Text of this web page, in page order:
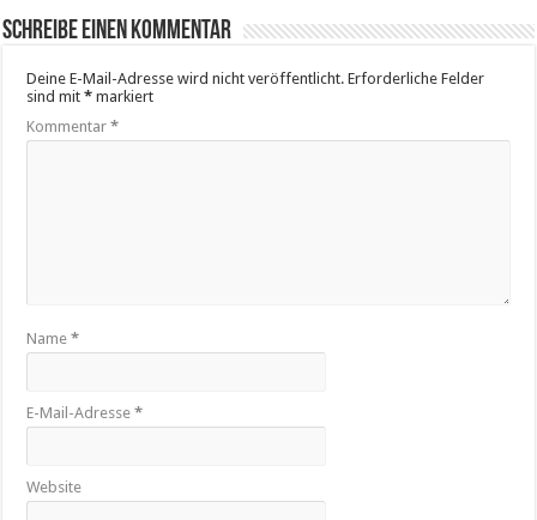
Schreibe einen Kommentar
Deine E-Mail-Adresse wird nicht veröffentlicht. Erforderliche Felder
sind mit* markiert
Kommentar*
Name*
E-Mail-Adresse*
Website